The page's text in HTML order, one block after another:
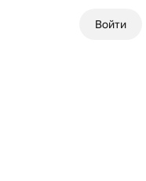
Войти